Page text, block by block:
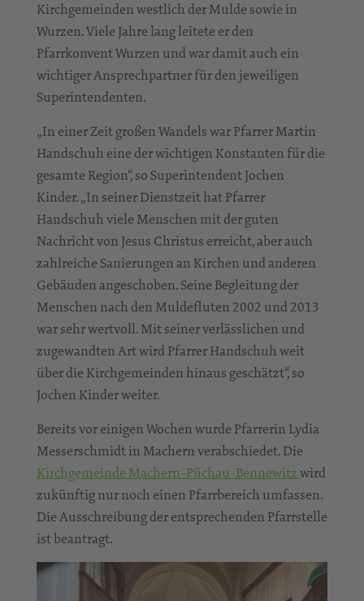
Kirchgemeinden westlich der Mulde sowie in
Wurzen. Viele Jahre lang leitete er den
Pfarrkonvent Wurzen und war damit auch ein
wichtiger Ansprechpartner für den jeweiligen
Superintendenten.
„In einer Zeit großen Wandels war Pfarrer Martin
Handschuh eine der wichtigen Konstanten für die
gesamte Region“, so Superintendent Jochen
Kinder. „In seiner Dienstzeit hat Pfarrer
Handschuh viele Menschen mit der guten
Nachricht von Jesus Christus erreicht, aber auch
zahlreiche Sanierungen an Kirchen und anderen
Gebäuden angeschoben. Seine Begleitung der
Menschen nach den Muldefluten 2002 und 2013
war sehr wertvoll. Mit seiner verlässlichen und
zugewandten Art wird Pfarrer Handschuh weit
über die Kirchgemeinden hinaus geschätzt“, so
Jochen Kinder weiter.
Bereits vor einigen Wochen wurde Pfarrerin Lydia
Messerschmidt in Machern verabschiedet. Die
Kirchgemeinde Machern-Püchau-Bennewitzwird
zukünftig nur noch einen Pfarrbereich umfassen.
Die Ausschreibung der entsprechenden Pfarrstelle
ist beantragt.